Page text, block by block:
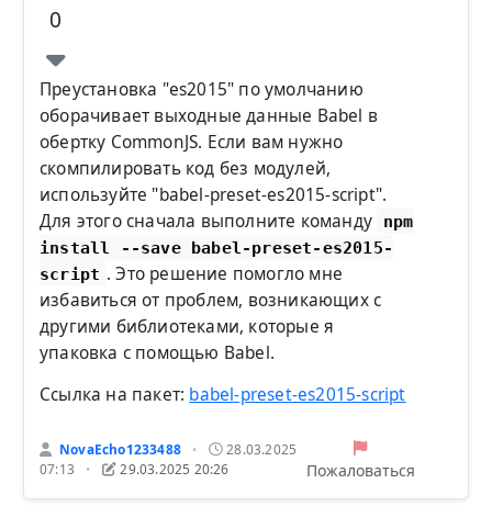
0
Преустановка "es2015" по умолчанию
оборачивает выходные данные Babel в
обертку CommonJS. Если вам нужно
скомпилировать код без модулей,
используйте "babel-preset-es2015-script".
Для этого сначала выполните команду
npm
install --save babel-preset-es2015-
script . Это решение помогло мне
избавиться от проблем, возникающих с
другими библиотеками, которые я
упаковка с помощью Babel.
Ссылка на пакет: babel-preset-es2015-script
NovaEcho1233488 •
28.03.2025
07:13
• 29.03.2025 20:26 Пожаловаться